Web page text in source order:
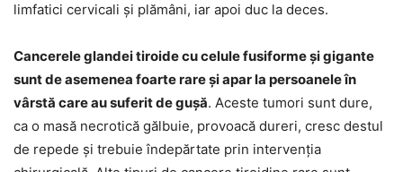
limfatici cervicali și plămâni, iar apoi duc la deces.
Cancerele glandei tiroide cu celule fusiforme și gigante
sunt de asemenea foarte rare și apar la persoanele în
vârstă care au suferit de gușă. Aceste tumori sunt dure,
ca o masă necrotică gălbuie, provoacă dureri, cresc destul
de repede și trebuie îndepărtate prin intervenția